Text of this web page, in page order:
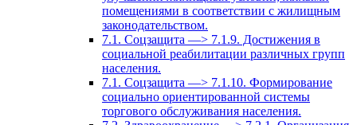
помещениями в соответствии с жилищным
законодательством.
7.1. Соцзащита —> 7.1.9. Достижения в
социальной реабилитации различных групп
населения.
7.1. Соцзащита —> 7.1.10. Формирование
социально ориентированной системы
торгового обслуживания населения.